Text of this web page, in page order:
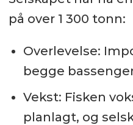
på over 1 300 tonn:
Overlevelse:
begge
Vekst: Fisken
planlagt, og